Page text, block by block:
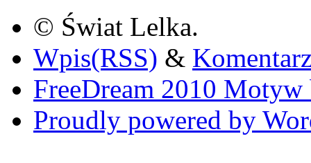
© Świat Lelka.
Wpis(RSS) &
FreeDream 2010
Proudly powered by